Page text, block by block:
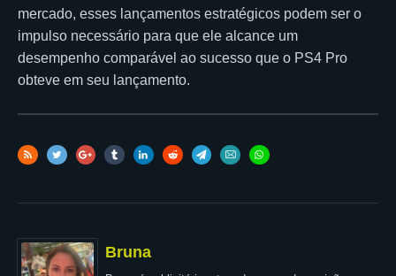
mercado, esses lançamentos estratégicos podem ser o
impulso necessário para que ele alcance um
desempenho comparável ao sucesso que o PS4 Pro
obteve em seu lançamento.
Bruna